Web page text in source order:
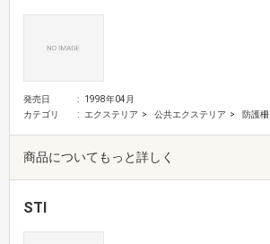
発売日
1998年04月
カテゴリ
エクステリア 公共エクステリア 防護柵
商品についてもっと詳しく
STI